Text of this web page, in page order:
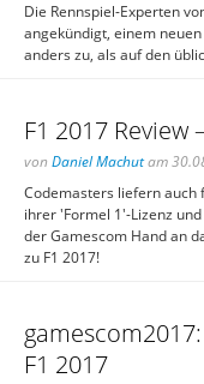
Die Rennspiel-Experten
angekündigt, einem
anders zu, als auf den
F1 2017 Review
von Daniel Machutam
Codemasters liefern auch
ihrer 'Formel 1'-Lizenz
der Gamescom Hand an
zu F1 2017!
F1 2017